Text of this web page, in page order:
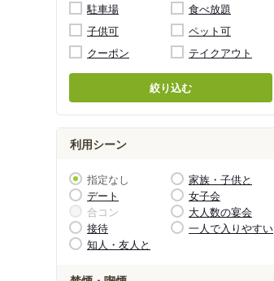
駐車場
食べ放題
子供可
ペット可
クーポン
テイクアウト
絞り込む
利用シーン
指定なし
家族・子供と
デート
女子会
合コン
大人数の宴会
接待
一人で入りやすい
知人・友人と